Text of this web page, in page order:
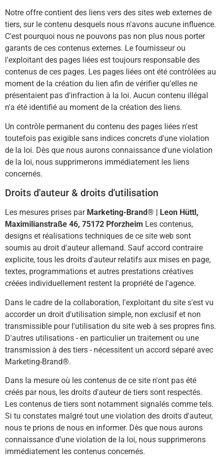
Notre offre contient des liens vers des sites web externes de
tiers, sur le contenu desquels nous n'avons aucune influence.
C'est pourquoi nous ne pouvons pas non plus nous porter
garants de ces contenus externes. Le fournisseur ou
l'exploitant des pages liées est toujours responsable des
contenus de ces pages. Les pages liées ont été contrôlées au
moment de la création du lien afin de vérifier qu'elles ne
présentaient pas d'infraction à la loi. Aucun contenu illégal
n'a été identifié au moment de la création des liens.
Un contrôle permanent du contenu des pages liées n'est
toutefois pas exigible sans indices concrets d'une violation
de la loi. Dès que nous aurons connaissance d'une violation
de la loi, nous supprimerons immédiatement les liens
concernés.
Droits d'auteur & droits d'utilisation
Les mesures prises par Marketing-Brand® | Leon Hüttl,
Maximilianstraße 46, 75172 Pforzheim Les contenus,
designs et réalisations techniques de ce site web sont
soumis au droit d'auteur allemand. Sauf accord contraire
explicite, tous les droits d'auteur relatifs aux mises en page,
textes, programmations et autres prestations créatives
créées individuellement restent la propriété de l'agence.
Dans le cadre de la collaboration, l'exploitant du site s'est vu
accorder un droit d'utilisation simple, non exclusif et non
transmissible pour l'utilisation du site web à ses propres fins.
D'autres utilisations - en particulier un traitement ou une
transmission à des tiers - nécessitent un accord séparé avec
Marketing-Brand®.
Dans la mesure où les contenus de ce site n'ont pas été
créés par nous, les droits d'auteur de tiers sont respectés.
Les contenus de tiers sont notamment signalés comme tels.
Si tu constates malgré tout une violation des droits d'auteur,
nous te prions de nous en informer. Dès que nous aurons
connaissance d'une violation de la loi, nous supprimerons
immédiatement les contenus concernés.